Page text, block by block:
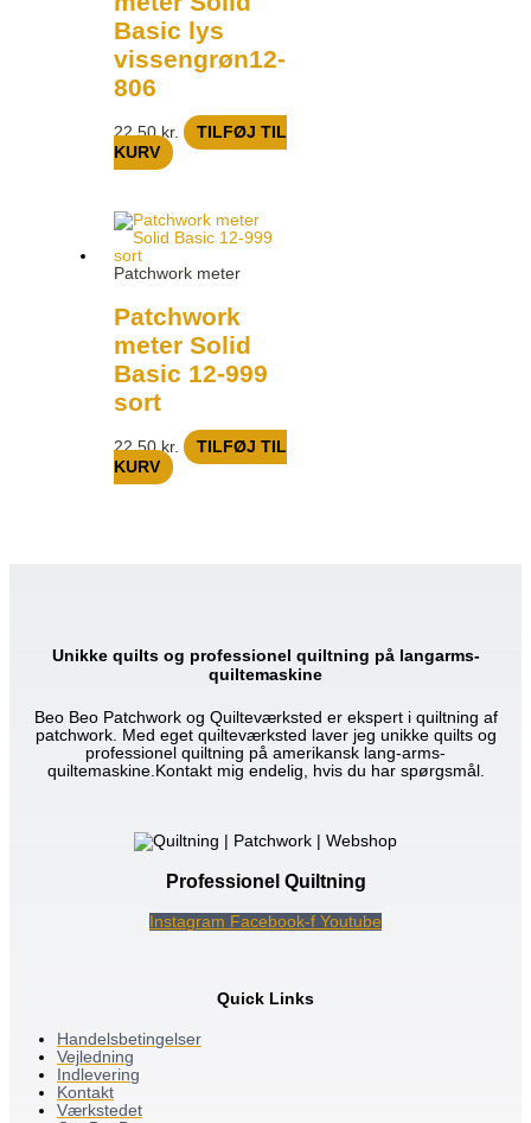
Basic lys
vissengrøn12-
806
22,50kr.
TILFØJ TIL
KURV
Patchwork meter
Patchwork
meter Solid
Basic 12-999
sort
22,50kr.
TILFØJ TIL
KURV
Unikke quilts og professionel quiltning på langarms-
quiltemaskine
Beo Beo Patchwork og Quilteværksted er ekspert i quiltning af
patchwork. Med eget quilteværksted laver jeg unikke quilts og
professionel quiltning på amerikansk lang-arms-
quiltemaskine.Kontakt mig endelig, hvis du har spørgsmål.
Professionel Quiltning
Instagram Facebook-f Youtube
Quick Links
Handelsbetingelser
Vejledning
Indlevering
Kontakt
Værkstedet